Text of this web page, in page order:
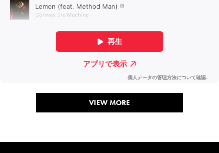
VIEW MORE